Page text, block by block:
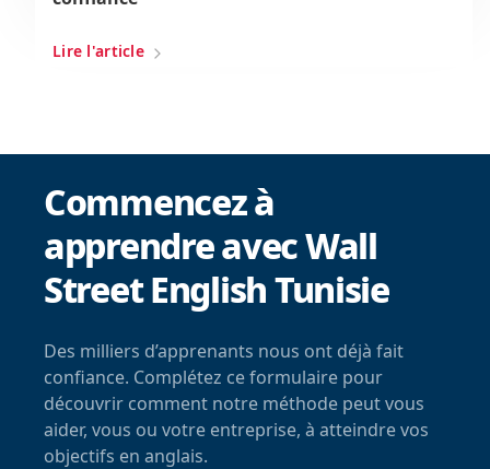
Lire l'article
Commencez à
apprendre avec Wall
Street English Tunisie
Des milliers d’apprenants nous ont déjà fait
confiance. Complétez ce formulaire pour
découvrir comment notre méthode peut vous
aider, vous ou votre entreprise, à atteindre vos
objectifs en anglais.